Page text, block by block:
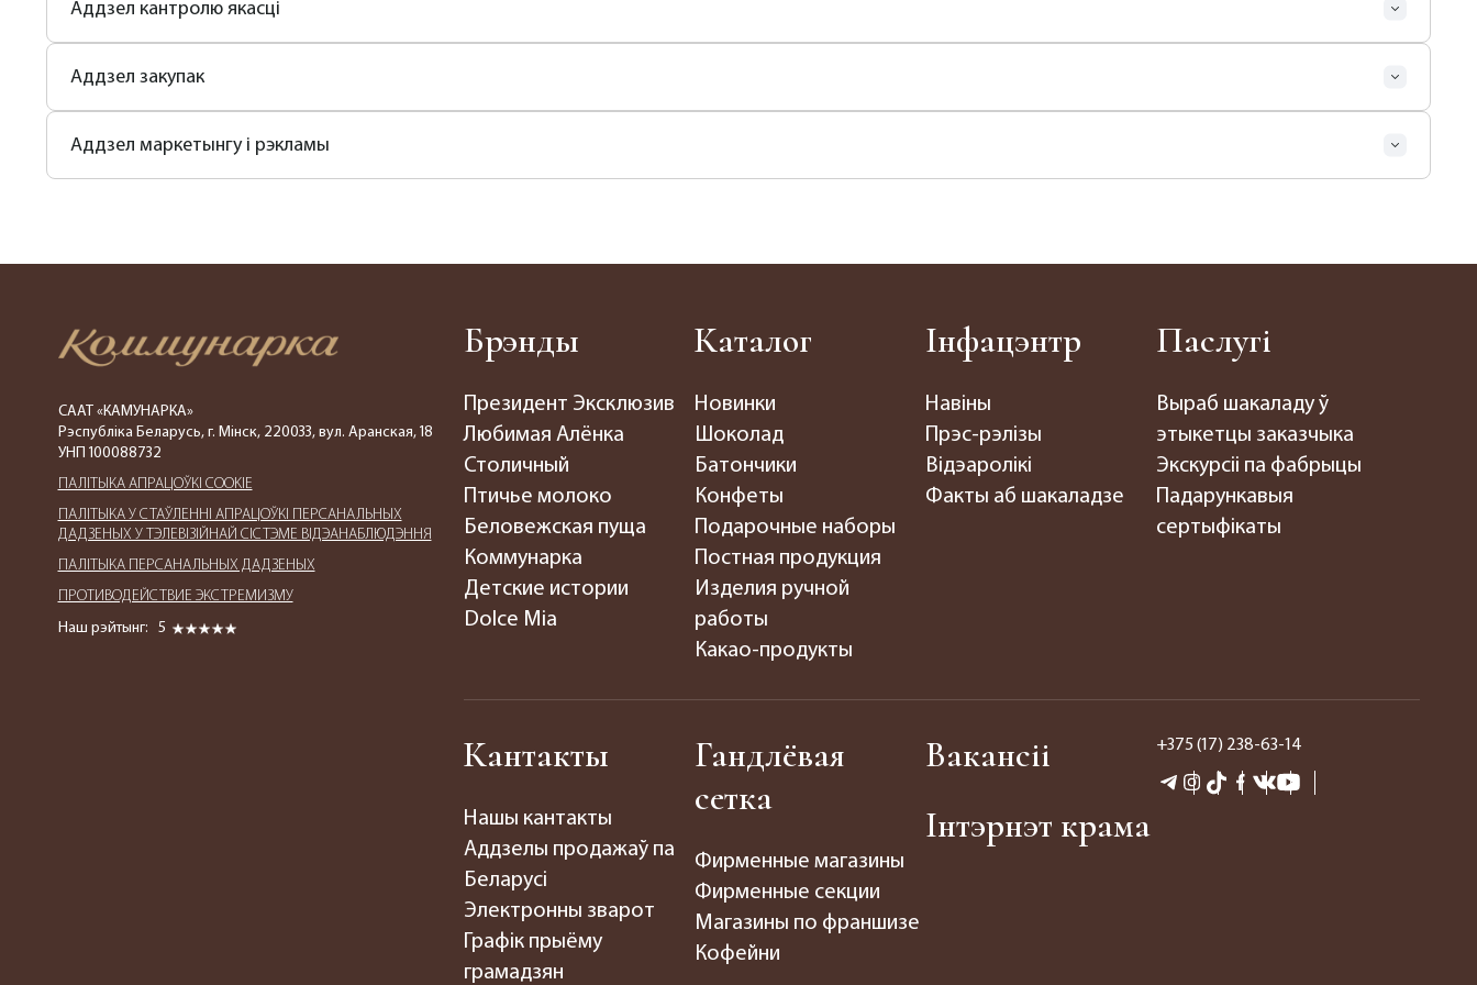
Аддзел кантролю якасці
Аддзел закупак
Аддзел маркетынгу і рэкламы
СААТ «КАМУНАРКА»
Рэспубліка Беларусь, г. Мінск, 220033, вул. Аранская, 18
УНП 100088732
ПАЛIТЫКА АПРАЦОЎКІ COOKIE
ПАЛIТЫКА У СТАЎЛЕННІ АПРАЦОЎКІ ПЕРСАНАЛЬНЫХ
ДАДЗЕНЫХ У ТЭЛЕВІЗІЙНАЙ СІСТЭМЕ ВІДЭАНАБЛЮДЭННЯ
ПАЛIТЫКА ПЕРСАНАЛЬНЫХ ДАДЗЕНЫХ
ПРОТИВОДЕЙСТВИЕ ЭКСТРЕМИЗМУ
Наш рэйтынг:
5
Брэнды
Президент Эксклюзив
Любимая Алёнка
Столичный
Птичье молоко
Беловежская пуща
Коммунарка
Детские истории
Dolce Mia
Каталог
Новинки
Шоколад
Батончики
Конфеты
Подарочные наборы
Постная продукция
Изделия ручной
работы
Какао-продукты
Інфацэнтр
Навіны
Прэс-рэлізы
Відэаролікі
Факты аб шакаладзе
Паслугі
Выраб шакаладу ў
этыкетцы заказчыка
Экскурсіі па фабрыцы
Падарункавыя
сертыфікаты
Кантакты
Нашы кантакты
Аддзелы продажаў па
Беларусі
Электронны зварот
Графік прыёму
грамадзян
Гандлёвая
сетка
Фирменные магазины
Фирменные секции
Магазины по франшизе
Кофейни
Вакансіі
Інтэрнэт крама
+375 (17) 238-63-14